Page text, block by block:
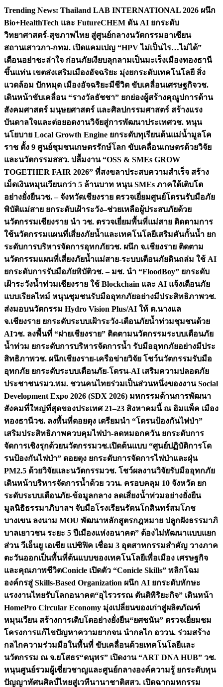
Skip
content
Trending News: Thailand LAB INTERNATIONAL 2026 ผนึก
Bio+HealthTech และ FutureCHEM ดัน AI ยกระดับ
วิทยาศาสตร์-สุขภาพไทย สู่ศูนย์กลางนวัตกรรมอาเซียน
สถานเสาวภา-กทม. เปิดแคมเปญ “HPV ไม่เป็นไร…ไม่ได้”
เตือนอย่าชะล่าใจ ก่อนภัยเงียบลุกลามเป็นมะเร็งเมืองทองธานี
ขึ้นแท่น เขตส่งเสริมเมืองอัจฉริยะ มุ่งยกระดับเทคโนโลยี สิ่ง
แวดล้อม ปักหมุด เมืองอัจฉริยะมีชีวิต ขับเคลื่อนเศรษฐกิจวช.
เดินหน้าขับเคลื่อน “รางวัลธัชชา” ยกย่องผู้สร้างคุณูปการด้าน
สังคมศาสตร์ มนุษยศาสตร์ และศิลปกรรมศาสตร์ สร้างแรง
บันดาลใจและต่อยอดงานวิจัยสู่การพัฒนาประเทศวช. หนุน
นโยบาย Local Growth Engine ยกระดับทุเรียนต้นแม่น้ำมูลโค
ราช ตั้ง 9 ศูนย์ชุมชนเกษตรรักษ์โลก ขับเคลื่อนเกษตรด้วยวิจัย
และนวัตกรรมสสว. ปลื้มงาน “OSS & SMEs GROW
TOGETHER FAIR 2026” ที่สงขลาประสบความสำเร็จ สร้าง
เม็ดเงินหมุนเวียนกว่า 5 ล้านบาท หนุน SMEs ภาคใต้เติบโต
อย่างยั่งยืนวช. – จังหวัดเชียงราย ตรวจเยี่ยมศูนย์โดรนรับมือภัย
พิบัติแม่สาย ยกระดับเฝ้าระวัง–ช่วยเหลือผู้ประสบภัยด้วย
นวัตกรรมเชียงราย นำ วช. ตรวจเยี่ยมพื้นที่แม่สาย ติดตามการ
ใช้นวัตกรรมแผนที่เสี่ยงภัยน้ำและเทคโนโลยีเสริมคันกั้นน้ำ ยก
ระดับการบริหารจัดการอุทกภัยวช. ผนึก จ.เชียงราย ติดตาม
นวัตกรรมแผนที่เสี่ยงภัยน้ำแม่สาย-ระบบเตือนภัยดินถล่ม ใช้ AI
ยกระดับการรับมือภัยพิบัติวช. – มช. นำ “FloodBoy” ยกระดับ
เฝ้าระวังน้ำท่วมเชียงราย ใช้ Blockchain และ AI แจ้งเตือนภัย
แบบเรียลไทม์ หนุนชุมชนรับมืออุทกภัยอย่างมีประสิทธิภาพวช.
ส่งมอบนวัตกรรม Hydro Vision Plus/AI ให้ ต.นางแล
จ.เชียงราย ยกระดับระบบเฝ้าระวัง-เตือนภัยน้ำท่วมชุมชนด้วย
AIวช. ลงพื้นที่ “ฝายเชียงราย” ติดตามนวัตกรรมระบบเตือนภัย
น้ำท่วม ยกระดับการบริหารจัดการน้ำ รับมืออุทกภัยอย่างมีประ
สิทธิภาพวช. ผนึกเชียงราย-เครือข่ายวิจัย โชว์นวัตกรรมรับมือ
อุทกภัย ยกระดับระบบเตือนภัย-โดรน-AI เสริมความปลอดภัย
ประชาชนรมว.พม. ชวนคนไทยร่วมเป็นส่วนหนึ่งของงาน Social
Development Expo 2026 (SDX 2026) มหกรรมด้านการพัฒนา
สังคมที่ใหญ่ที่สุดของประเทศ 21–23 สิงหาคมนี้ ณ อิมแพ็ค เมือง
ทองธานีวช. ลงพื้นที่ดอยตุง เตรียมนำ “โดรนป้องกันไฟป่า”
เสริมประสิทธิภาพควบคุมไฟป่า-ลดหมอกควัน ยกระดับการ
จัดการเชิงรุกด้วยนวัตกรรมวช.เปิดต้นแบบ “ศูนย์ปฏิบัติการโด
รนป้องกันไฟป่า” ดอยตุง ยกระดับการจัดการไฟป่าและฝุ่น
PM2.5 ด้วยวิจัยและนวัตกรรมวช. โชว์ผลงานวิจัยรับมืออุทกภัย
เดินหน้าบริหารจัดการน้ำด้วย ววน. ครอบคลุม 10 จังหวัด ยก
ระดับระบบเตือนภัย-ข้อมูลกลาง ลดเสี่ยงน้ำท่วมอย่างยั่งยืน
มูลนิธิธรรมาภิบาลฯ จับมือโรงเรียนรัตนโกสินทร์สมโภช
บางเขน ลงนาม MOU พัฒนาหลักสูตรกฎหมาย ปลูกฝังธรรมาภิ
บาลเยาวชน ระยะ 5 ปีเมืองแห่งอนาคต” ต้องไม่พัฒนาแบบแยก
ส่วน วีเอ็นยู เอเชีย แปซิฟิค เชื่อม 3 อุตสาหกรรมสำคัญ วางภาค
ตะวันออกเป็นพื้นที่ต้นแบบของเทคโนโลยีเพื่อเมือง เศรษฐกิจ
และคุณภาพชีวิตConicle เปิดตัว “Conicle Skills” พลิกโฉม
องค์กรสู่ Skills-Based Organization ผนึก AI ยกระดับทักษะ
แรงงานไทยรับโลกอนาคต“อุไรวรรณ ตันติพิริยะกิจ” เดินหน้า
HomePro Circular Economy มุ่งเปลี่ยนของเก่าสู่ผลิตภัณฑ์
หมุนเวียน สร้างการเติบโตอย่างยั่งยืน“ยศชนัน” ตรวจเยี่ยมชม
โครงการแก้ไขปัญหาความยากจน นำกลไก อววน. ร่วมสร้าง
กลไกความร่วมมือในพื้นที่ ขับเคลื่อนด้วยเทคโนโลยีและ
นวัตกรรม ณ จ.ยโสธร“ดนุพร” เปิดงาน “ART DNA HUB” วช.
หนุนศูนย์รวมผู้เชี่ยวชาญและศูนย์กลางองค์ความรู้ ยกระดับทุน
ปัญญาทัศนศิลป์ไทยสู่เวทีนานาชาติสสว. เปิดฉากมหกรรม